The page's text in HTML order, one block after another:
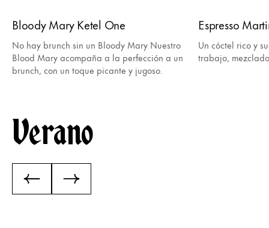
Bloody Mary Ketel One
No hay brunch sin un Bloody Mary Nuestro
Blood Mary acompaña a la perfección a un
brunch, con un toque picante y jugoso.
Espresso
Un cóctel rico y
trabajo,
Verano